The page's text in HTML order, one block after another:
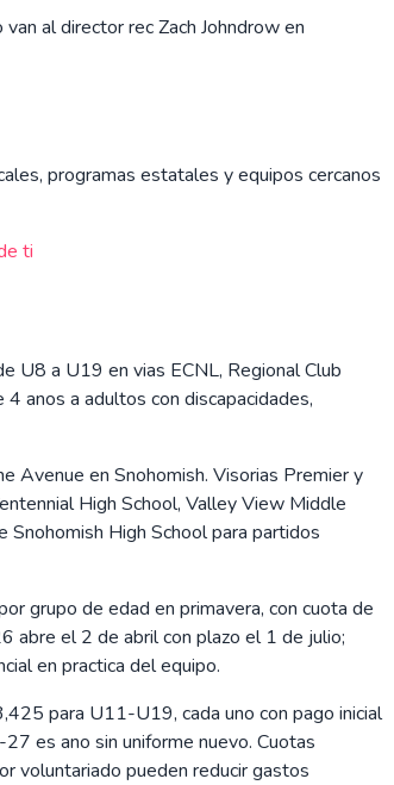
al director rec Zach Johndrow en
programas estatales y equipos cercanos
ti
U8 a U19 en vias ECNL, Regional Club
anos a adultos con discapacidades,
Avenue en Snohomish. Visorias Premier y
High School, Valley View Middle
Snohomish High School para partidos
grupo de edad en primavera, con cuota de
abre el 2 de abril con plazo el 1 de julio;
en practica del equipo.
para U11-U19, cada uno con pago inicial
es ano sin uniforme nuevo. Cuotas
voluntariado pueden reducir gastos